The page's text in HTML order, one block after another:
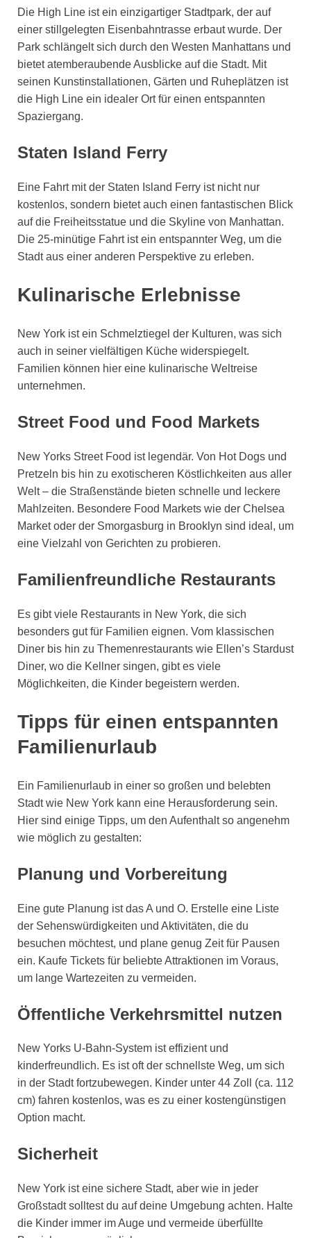
Die High Line ist ein einzigartiger Stadtpark, der auf
einer stillgelegten Eisenbahntrasse erbaut wurde. Der
Park schlängelt sich durch den Westen Manhattans und
bietet atemberaubende Ausblicke auf die Stadt. Mit
seinen Kunstinstallationen, Gärten und Ruheplätzen ist
die High Line ein idealer Ort für einen entspannten
Spaziergang.
Staten Island Ferry
Eine Fahrt mit der Staten Island Ferry ist nicht nur
kostenlos, sondern bietet auch einen fantastischen Blick
auf die Freiheitsstatue und die Skyline von Manhattan.
Die 25-minütige Fahrt ist ein entspannter Weg, um die
Stadt aus einer anderen Perspektive zu erleben.
Kulinarische Erlebnisse
New York ist ein Schmelztiegel der Kulturen, was sich
auch in seiner vielfältigen Küche widerspiegelt.
Familien können hier eine kulinarische Weltreise
unternehmen.
Street Food und Food Markets
New Yorks Street Food ist legendär. Von Hot Dogs und
Pretzeln bis hin zu exotischeren Köstlichkeiten aus aller
Welt – die Straßenstände bieten schnelle und leckere
Mahlzeiten. Besondere Food Markets wie der Chelsea
Market oder der Smorgasburg in Brooklyn sind ideal, um
eine Vielzahl von Gerichten zu probieren.
Familienfreundliche Restaurants
Es gibt viele Restaurants in New York, die sich
besonders gut für Familien eignen. Vom klassischen
Diner bis hin zu Themenrestaurants wie Ellen’s Stardust
Diner, wo die Kellner singen, gibt es viele
Möglichkeiten, die Kinder begeistern werden.
Tipps für einen entspannten
Familienurlaub
Ein Familienurlaub in einer so großen und belebten
Stadt wie New York kann eine Herausforderung sein.
Hier sind einige Tipps, um den Aufenthalt so angenehm
wie möglich zu gestalten:
Planung und Vorbereitung
Eine gute Planung ist das A und O. Erstelle eine Liste
der Sehenswürdigkeiten und Aktivitäten, die du
besuchen möchtest, und plane genug Zeit für Pausen
ein. Kaufe Tickets für beliebte Attraktionen im Voraus,
um lange Wartezeiten zu vermeiden.
Öffentliche Verkehrsmittel nutzen
New Yorks U-Bahn-System ist effizient und
kinderfreundlich. Es ist oft der schnellste Weg, um sich
in der Stadt fortzubewegen. Kinder unter 44 Zoll (ca. 112
cm) fahren kostenlos, was es zu einer kostengünstigen
Option macht.
Sicherheit
New York ist eine sichere Stadt, aber wie in jeder
Großstadt solltest du auf deine Umgebung achten. Halte
die Kinder immer im Auge und vermeide überfüllte